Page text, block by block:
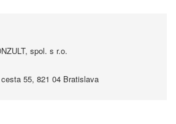
spol. s r.o.
55, 821 04 Bratislava